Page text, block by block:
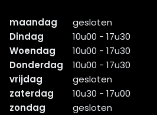
maandag
gesloten
Dindag
10u00 - 17u30
Woendag
10u00 - 17u30
Donderdag
10u00 - 17u30
vrijdag
gesloten
zaterdag
10u30 - 17u00
zondag
gesloten